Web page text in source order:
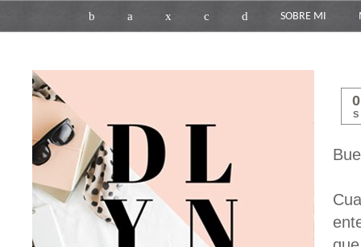
b a x c d SOBRE MI